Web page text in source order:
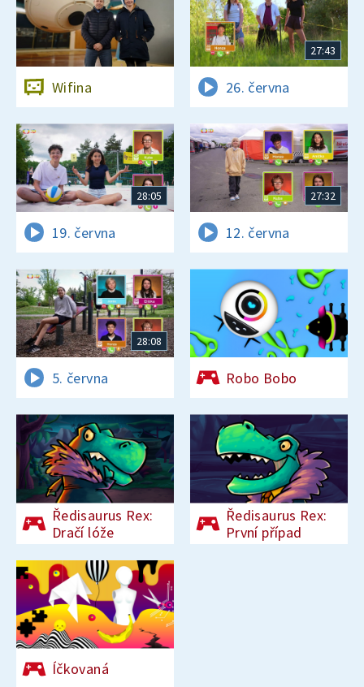
Wifina
27:43
26. června
28:05
19. června
27:32
12. června
28:08
5. června Robo Bobo
Ředisaurus Rex:
Dračí lóže
Ředisaurus Rex:
První případ
Íčkovaná